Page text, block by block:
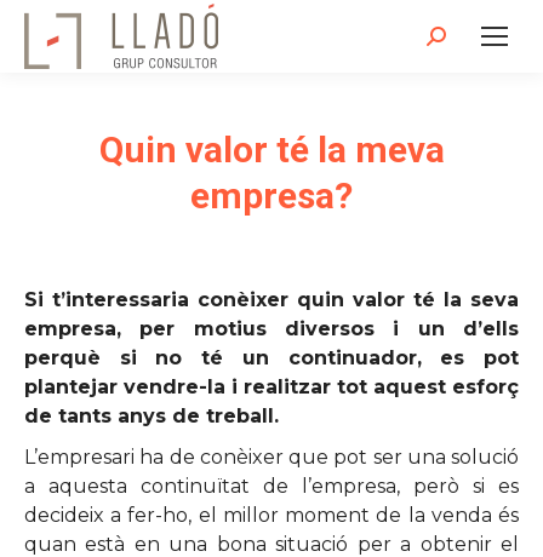
Search:
Quin valor té la meva
empresa?
Si t’interessaria conèixer quin valor té la seva
empresa, per motius diversos i un d’ells
perquè si no té un continuador, es pot
plantejar vendre-la i realitzar tot aquest esforç
de tants anys de treball.
L’empresari ha de conèixer que pot ser una solució
a aquesta continuïtat de l’empresa, però si es
decideix a fer-ho, el millor moment de la venda és
quan està en una bona situació per a obtenir el